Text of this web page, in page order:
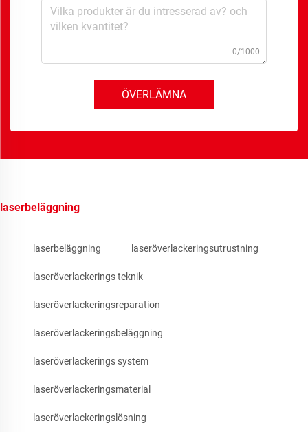
0/1000
ÖVERLÄMNA
laserbeläggning
laserbeläggning laseröverlackeringsutrustning
laseröverlackerings teknik
laseröverlackeringsreparation
laseröverlackeringsbeläggning
laseröverlackerings system
laseröverlackeringsmaterial
laseröverlackeringslösning